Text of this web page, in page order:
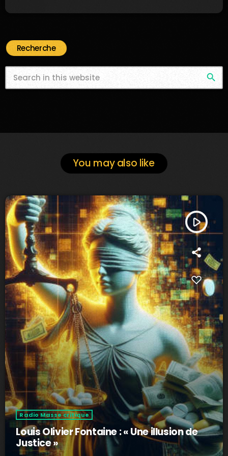
Recherche
search
You may also like
play_arrow
Radio Masse critique
Louis Olivier Fontaine : « Une illusion de
Justice »